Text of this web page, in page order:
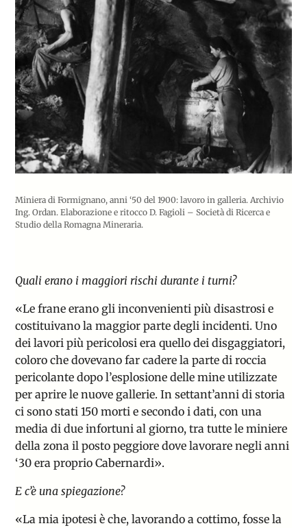
Miniera di Formignano, anni ‘50 del 1900: lavoro in galleria. Archivio
Ing. Ordan. Elaborazione e ritocco D. Fagioli – Società di Ricerca e
Studio della Romagna Mineraria.
Quali erano i maggiori rischi durante i turni?
«Le frane erano gli inconvenienti più disastrosi e
costituivano la maggior parte degli incidenti. Uno
dei lavori più pericolosi era quello dei disgaggiatori,
coloro che dovevano far cadere la parte di roccia
pericolante dopo l’esplosione delle mine utilizzate
per aprire le nuove gallerie. In settant’anni di storia
ci sono stati 150 morti e secondo i dati, con una
media di due infortuni al giorno, tra tutte le miniere
della zona il posto peggiore dove lavorare negli anni
‘30 era proprio Cabernardi».
E c’è una spiegazione?
«La mia ipotesi è che, lavorando a cottimo, fosse la